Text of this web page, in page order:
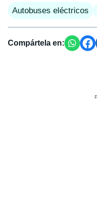
Autobuses eléctricos
Compártela en: